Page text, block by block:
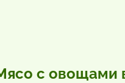
с овощами